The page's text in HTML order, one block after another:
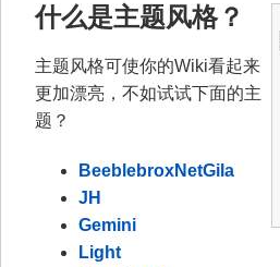
什么是主题风格？
主题风格可使你的Wiki看起来
更加漂亮，不如试试下面的主
题？
BeeblebroxNetGila
JH
Gemini
Light